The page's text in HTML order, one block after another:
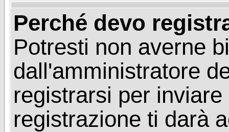
Perché devo
Potresti non averne
dall'amministratore
registrarsi per
registrazione ti darà